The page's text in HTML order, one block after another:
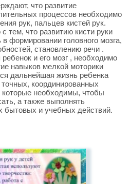
что развитие
процессов необходимо
рук, пальцев кистей рук.
тем, что развитию кисти руки
формировании головного мозга,
становлению речи .
и его мозг , необходимо
навыков мелкой моторики
дальнейшая жизнь ребенка
координированных
которые необходимы, чтобы
а также выполнять
бытовых и учебных действий.